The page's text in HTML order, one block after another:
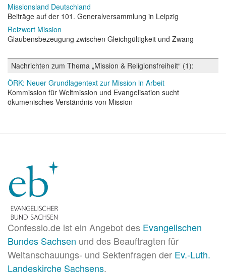
Missionsland Deutschland
Beiträge auf der 101. Generalversammlung in Leipzig
Reizwort Mission
Glaubensbezeugung zwischen Gleichgültigkeit und Zwang
Nachrichten zum Thema „Mission & Religionsfreiheit“ (1):
ÖRK: Neuer Grundlagentext zur Mission in Arbeit
Kommission für Weltmission und Evangelisation sucht
ökumenisches Verständnis von Mission
Confessio.de ist ein Angebot des Evangelischen
Bundes Sachsen und des Beauftragten für
Weltanschauungs- und Sektenfragen der Ev.-Luth.
Landeskirche Sachsens.